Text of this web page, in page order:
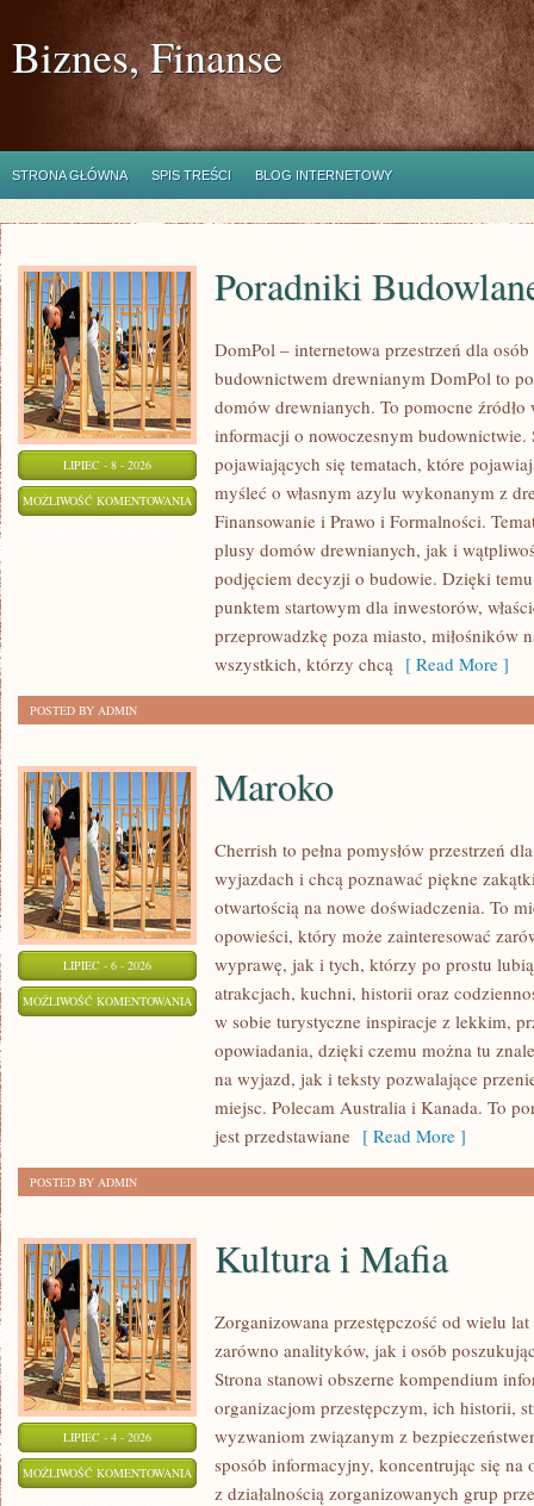
Biznes, Finanse
STRONA GŁÓWNA SPIS TREŚCI BLOG INTERNETOWY
LIPIEC - 8 - 2026
MOŻLIWOŚĆ KOMENTOWANIA PORADNIKI
BUDOWLANE
Poradniki
DomPol – internetowa przestrzeń dla
budownictwem drewnianym DomPol to
domów drewnianych. To pomocne
informacji o nowoczesnym budownictwie.
pojawiających się tematach, które
myśleć o własnym azylu wykonanym z
Finansowanie i Prawo i Formalności.
plusy domów drewnianych, jak i
podjęciem decyzji o budowie. Dzięki
punktem startowym dla inwestorów,
przeprowadzkę poza miasto, miłośników
wszystkich, którzy chcą [ Read More ]
POSTED BY ADMIN
LIPIEC - 6 - 2026
MOŻLIWOŚĆ KOMENTOWANIA MAROKO
Maroko
Cherrish to pełna pomysłów przestrzeń
wyjazdach i chcą poznawać piękne
otwartością na nowe doświadczenia. To
opowieści, który może zainteresować
wyprawę, jak i tych, którzy po prostu
atrakcjach, kuchni, historii oraz
w sobie turystyczne inspiracje z lekkim,
opowiadania, dzięki czemu można tu
na wyjazd, jak i teksty pozwalające
miejsc. Polecam Australia i Kanada. To
jest przedstawiane [ Read More ]
POSTED BY ADMIN
LIPIEC - 4 - 2026
MOŻLIWOŚĆ KOMENTOWANIA KULTURA
Kultura i Mafia
Zorganizowana przestępczość od wielu
zarówno analityków, jak i osób
Strona stanowi obszerne kompendium
organizacjom przestępczym, ich historii,
wyzwaniom związanym z
sposób informacyjny, koncentrując się
z działalnością zorganizowanych grup